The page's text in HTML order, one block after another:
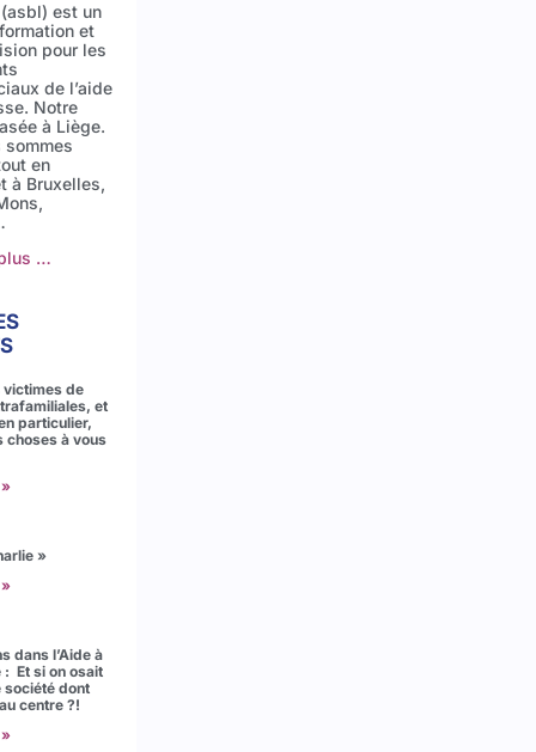
(asbl) est un
et
pour les
de l’aide
Notre
à Liège.
sommes
en
à Bruxelles,
…
victimes de
et
particulier,
choses à vous
»
dans l’Aide à
: Et si on osait
société dont
centre ?!